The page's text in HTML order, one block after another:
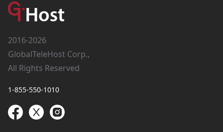
2016-2026
GlobalTeleHost Corp.,
All Rights Reserved
1-855-550-1010